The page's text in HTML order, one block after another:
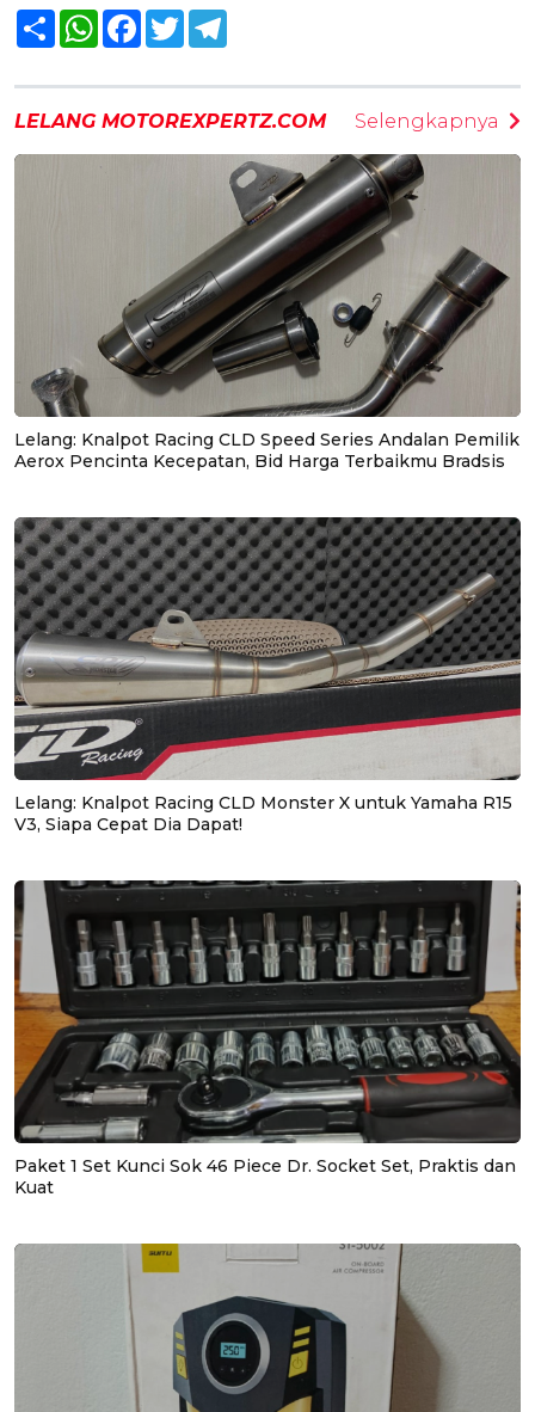
Share WhatsAppFacebook
Twitter
LELANG MOTOREXPERTZ.COM Selengkapnya
Lelang: Knalpot Racing CLD Speed Series Andalan Pemilik
Aerox Pencinta Kecepatan, Bid Harga Terbaikmu Bradsis
Lelang: Knalpot Racing CLD Monster X untuk Yamaha R15
V3, Siapa Cepat Dia Dapat!
Paket 1 Set Kunci Sok 46 Piece Dr. Socket Set, Praktis dan
Kuat